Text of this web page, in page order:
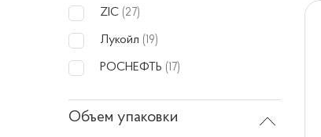
ZIC (27)
Лукойл (19)
РОСНЕФТЬ (17)
Объем упаковки